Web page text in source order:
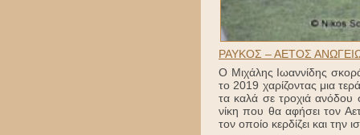
ΡΑΥΚΟΣ – ΑΕΤΟΣ
Ο Μιχάλης Ιωαννίδης
το 2019 χαρίζοντας μια
τα καλά σε τροχιά ανόδου
νίκη που θα αφήσει τον
τον οποίο κερδίζει και